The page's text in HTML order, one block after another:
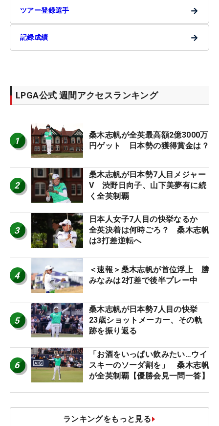
ツアー登録選手 →
記録成績 →
LPGA公式 週間アクセスランキング
1
桑木志帆が全英最高額2億3000万
円ゲット 日本勢の獲得賞金は？
2
桑木志帆が日本勢7人目メジャー
V 渋野日向子、山下美夢有に続
く全英制覇
3
日本人女子7人目の快挙なるか
全英決着は何時ごろ？ 桑木志帆
は3打差逆転へ
4
＜速報＞桑木志帆が首位浮上 勝
みなみは2打差で後半プレー中
5
桑木志帆が日本勢7人目の快挙
23歳ショットメーカー、その軌
跡を振り返る
6
「お酒をいっぱい飲みたい…ウイ
スキーのソーダ割を」 桑木志帆
が全英制覇【優勝会見一問一答】
ランキングをもっと見る